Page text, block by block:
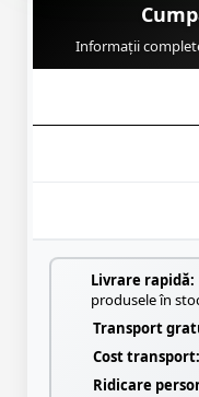
Informații
Livrare rapidă:
produsele în
Transport
Cost transport:
Ridicare